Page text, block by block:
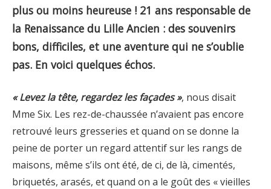
plus ou moins heureuse ! 21 ans responsable de
la Renaissance du Lille Ancien : des souvenirs
bons, difficiles, et une aventure qui ne s’oublie
pas. En voici quelques échos.
« Levez la tête, regardez les façades », nous disait
Mme Six. Les rez-de-chaussée n’avaient pas encore
retrouvé leurs gresseries et quand on se donne la
peine de porter un regard attentif sur les rangs de
maisons, même s’ils ont été, de ci, de là, cimentés,
briquetés, arasés, et quand on a le goût des « vieilles